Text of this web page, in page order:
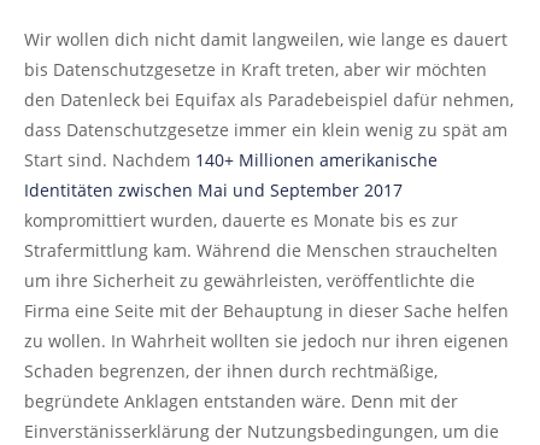
Wir wollen dich nicht damit langweilen, wie lange es dauert
bis Datenschutzgesetze in Kraft treten, aber wir möchten
den Datenleck bei Equifax als Paradebeispiel dafür nehmen,
dass Datenschutzgesetze immer ein klein wenig zu spät am
Start sind. Nachdem 140+ Millionen amerikanische
Identitäten zwischen Mai und September 2017
kompromittiert wurden, dauerte es Monate bis es zur
Strafermittlung kam. Während die Menschen strauchelten
um ihre Sicherheit zu gewährleisten, veröffentlichte die
Firma eine Seite mit der Behauptung in dieser Sache helfen
zu wollen. In Wahrheit wollten sie jedoch nur ihren eigenen
Schaden begrenzen, der ihnen durch rechtmäßige,
begründete Anklagen entstanden wäre. Denn mit der
Einverstänisserklärung der Nutzungsbedingungen, um die